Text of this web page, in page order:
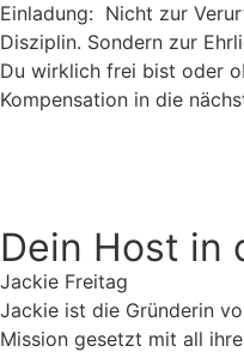
Einladung: Nicht zur
Disziplin. Sondern zur
Du wirklich frei bist oder
Kompensation in die
Dein Host in
Jackie Freitag
Jackie ist die Gründerin
Mission gesetzt mit all